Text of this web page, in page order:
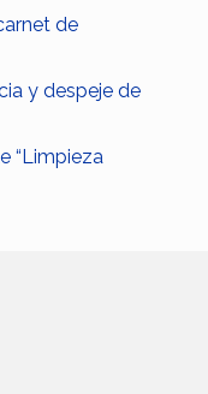
de
y despeje de
“Limpieza